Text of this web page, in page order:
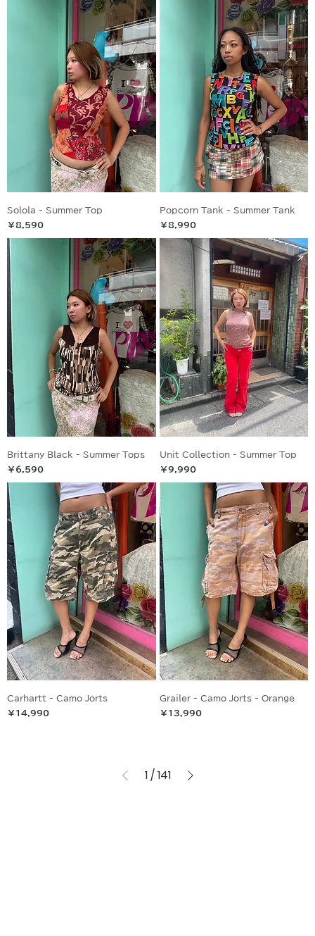
Solola - Summer Top
価格
￥8,590
Popcorn Tank - Summer Tank
価格
￥8,990
Brittany Black - Summer Tops
価格
￥6,590
Unit Collection - Summer Top
価格
￥9,990
Carhartt - Camo Jorts
価格
￥14,990
Grailer - Camo Jorts - Orange
価格
￥13,990
1/141